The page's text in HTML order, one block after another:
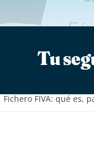
Tu
Fichero FIVA: qué es,